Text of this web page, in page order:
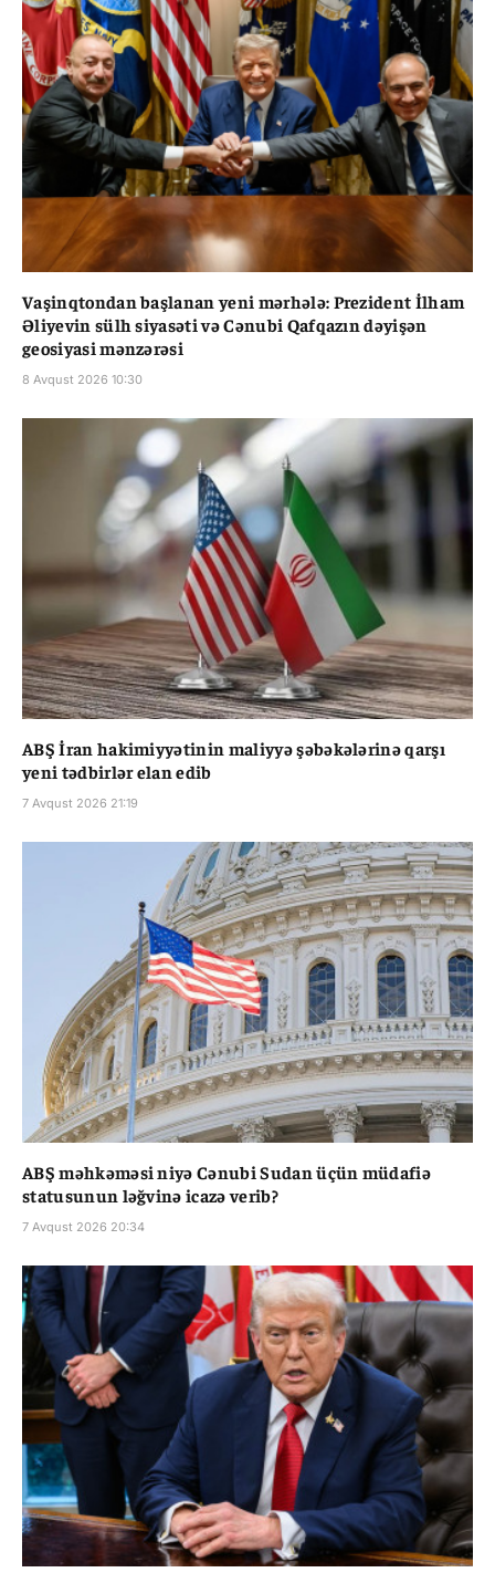
Vaşinqtondan başlanan yeni mərhələ: Prezident İlham
Əliyevin sülh siyasəti və Cənubi Qafqazın dəyişən
geosiyasi mənzərəsi
8 Avqust 2026 10:30
ABŞ İran hakimiyyətinin maliyyə şəbəkələrinə qarşı
yeni tədbirlər elan edib
7 Avqust 2026 21:19
ABŞ məhkəməsi niyə Cənubi Sudan üçün müdafiə
statusunun ləğvinə icazə verib?
7 Avqust 2026 20:34